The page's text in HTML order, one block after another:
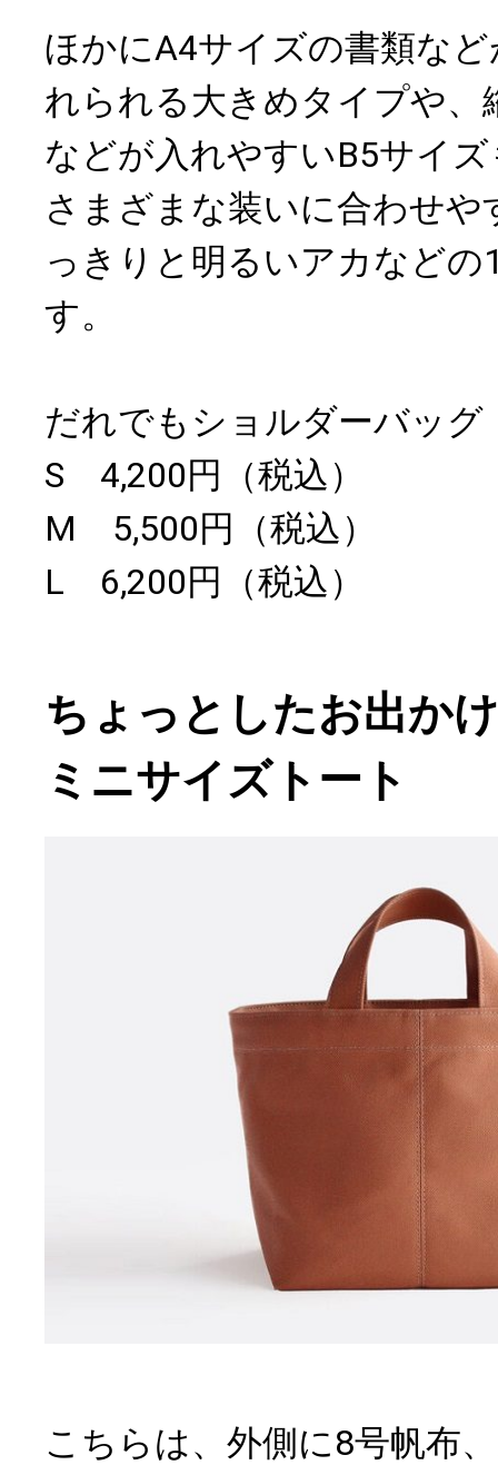
ほかにA4サイズの書類な
れられる大きめタイプや、
などが入れやすいB5サイ
さまざまな装いに合わせ
っきりと明るいアカなどの
す。
だれでもショルダーバッグ
S 4,200円（税込）
M 5,500円（税込）
L 6,200円（税込）
ちょっとしたお出か
ミニサイズトート
こちらは、外側に8号帆布